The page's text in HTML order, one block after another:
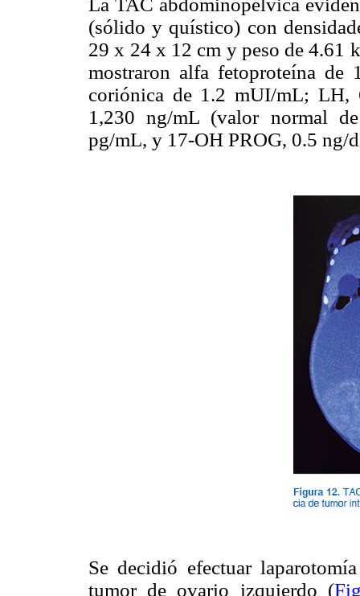
La TAC abdominopélvica
(sólido y quístico) con
29 x 24 x 12 cm y peso de 4.61
mostraron alfa fetoproteína
coriónica de 1.2 mUI/mL;
1,230 ng/mL (valor normal
pg/mL, y 17-OH PROG, 0.5 ng/
Se decidió efectuar
tumor de ovario izquierdo (